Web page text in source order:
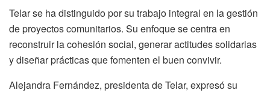
Telar se ha distinguido por su trabajo integral en la gestión
de proyectos comunitarios. Su enfoque se centra en
reconstruir la cohesión social, generar actitudes solidarias
y diseñar prácticas que fomenten el buen convivir.
Alejandra Fernández, presidenta de Telar, expresó su